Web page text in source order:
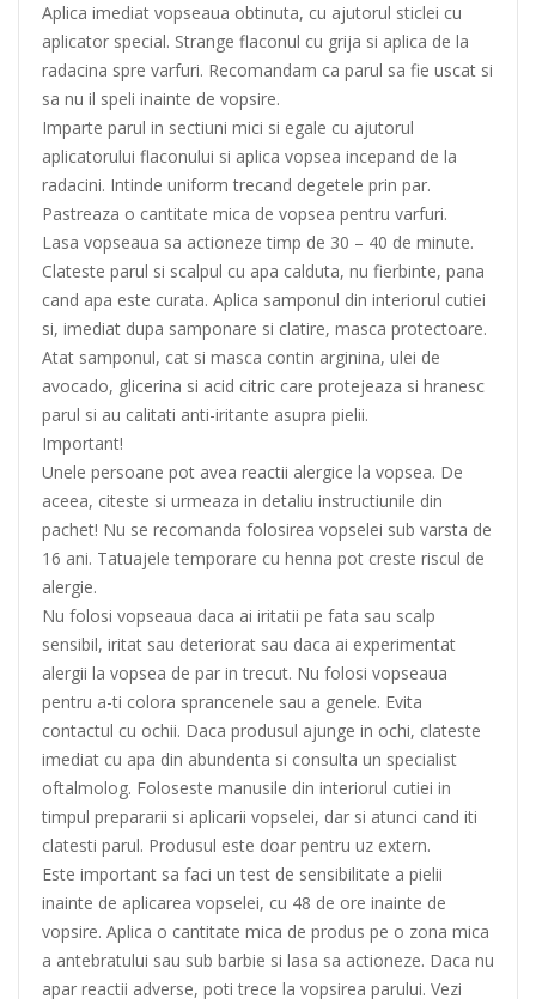
Aplica imediat vopseaua obtinuta, cu ajutorul sticlei cu
aplicator special. Strange flaconul cu grija si aplica de la
radacina spre varfuri. Recomandam ca parul sa fie uscat si
sa nu il speli inainte de vopsire.
Imparte parul in sectiuni mici si egale cu ajutorul
aplicatorului flaconului si aplica vopsea incepand de la
radacini. Intinde uniform trecand degetele prin par.
Pastreaza o cantitate mica de vopsea pentru varfuri.
Lasa vopseaua sa actioneze timp de 30 – 40 de minute.
Clateste parul si scalpul cu apa calduta, nu fierbinte, pana
cand apa este curata. Aplica samponul din interiorul cutiei
si, imediat dupa samponare si clatire, masca protectoare.
Atat samponul, cat si masca contin arginina, ulei de
avocado, glicerina si acid citric care protejeaza si hranesc
parul si au calitati anti-iritante asupra pielii.
Important!
Unele persoane pot avea reactii alergice la vopsea. De
aceea, citeste si urmeaza in detaliu instructiunile din
pachet! Nu se recomanda folosirea vopselei sub varsta de
16 ani. Tatuajele temporare cu henna pot creste riscul de
alergie.
Nu folosi vopseaua daca ai iritatii pe fata sau scalp
sensibil, iritat sau deteriorat sau daca ai experimentat
alergii la vopsea de par in trecut. Nu folosi vopseaua
pentru a-ti colora sprancenele sau a genele. Evita
contactul cu ochii. Daca produsul ajunge in ochi, clateste
imediat cu apa din abundenta si consulta un specialist
oftalmolog. Foloseste manusile din interiorul cutiei in
timpul prepararii si aplicarii vopselei, dar si atunci cand iti
clatesti parul. Produsul este doar pentru uz extern.
Este important sa faci un test de sensibilitate a pielii
inainte de aplicarea vopselei, cu 48 de ore inainte de
vopsire. Aplica o cantitate mica de produs pe o zona mica
a antebratului sau sub barbie si lasa sa actioneze. Daca nu
apar reactii adverse, poti trece la vopsirea parului. Vezi